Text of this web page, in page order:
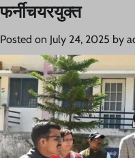
फर्नीचयरयुक्त
Posted on July 24, 2025 by